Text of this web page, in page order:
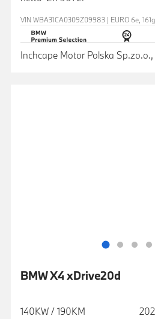
VIN WBA31CA0309Z09983 | EURO 6e,
Inchcape Motor Polska
BMW X4 xDrive20d
140KW / 190KM